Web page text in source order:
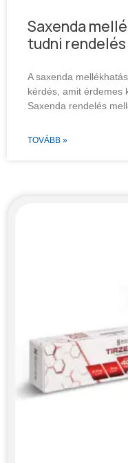
Saxenda
tudni
A saxenda
kérdés, amit érdemes
Saxenda rendelés
TOVÁBB »